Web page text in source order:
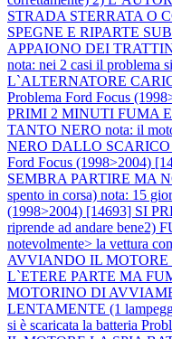
STRADA STERRATA O
SPEGNE E RIPARTE
APPAIONO DEI
nota: nei 2 casi il problema
L`ALTERNATORE
Problema Ford Focus
PRIMI 2 MINUTI FUMA E
TANTO NERO nota: il
NERO DALLO SCARICO
Ford Focus (1998>2004)
SEMBRA PARTIRE MA
spento in corsa) nota: 15
(1998>2004) [14693] SI
riprende ad andare bene2)
notevolmente> la vettura
AVVIANDO IL MOTORE
L`ETERE PARTE MA
MOTORINO DI
LENTAMENTE (1
si è scaricata la batteria